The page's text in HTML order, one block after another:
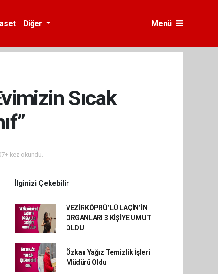
Diğer Menü
Sıcak
kez okundu.
İlginizi Çekebilir
VEZİRKÖPRÜ’LÜ LAÇİN’İN
ORGANLARI 3 KİŞİYE UMUT
OLDU
Özkan Yağız Temizlik İşleri
Müdürü Oldu